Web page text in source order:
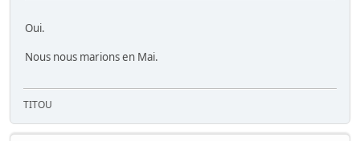
Oui.
Nous nous marions en Mai.
TITOU